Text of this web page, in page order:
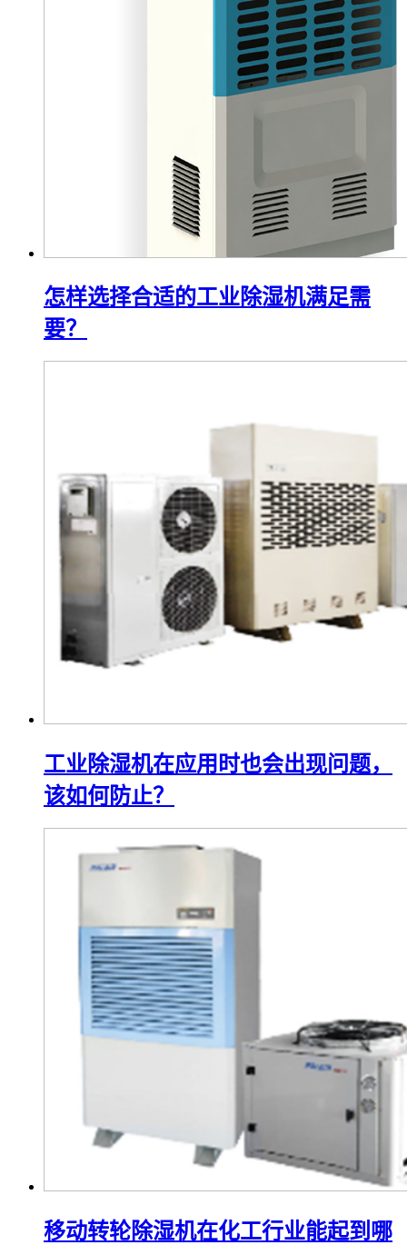
怎样选择合适的工业除湿机满足需
要？
工业除湿机在应用时也会出现问题，
该如何防止？
移动转轮除湿机在化工行业能起到哪